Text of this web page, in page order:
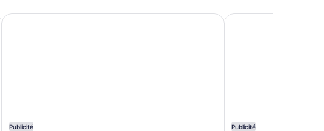
Publicité
Days Inn by Wyndham Regina
Publicité
Motel 6 Regina, SK